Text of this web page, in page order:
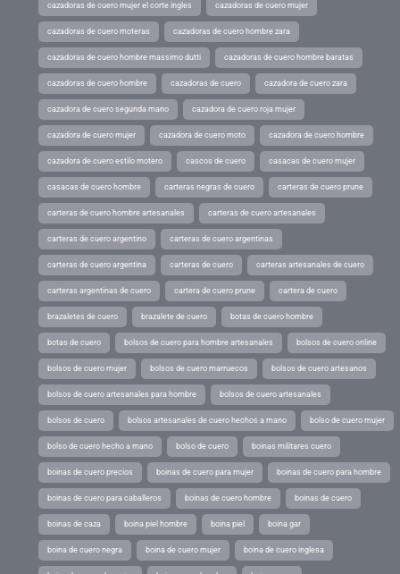
cazadoras de cuero mujer el corte ingles cazadoras de cuero mujer
cazadoras de cuero moteras cazadoras de cuero hombre zara
cazadoras de cuero hombre massimo dutti cazadoras de cuero hombre baratas
cazadoras de cuero hombre cazadoras de cuero cazadora de cuero zara
cazadora de cuero segunda mano cazadora de cuero roja mujer
cazadora de cuero mujer cazadora de cuero moto cazadora de cuero hombre
cazadora de cuero estilo motero cascos de cuero casacas de cuero mujer
casacas de cuero hombre carteras negras de cuero carteras de cuero prune
carteras de cuero hombre artesanales carteras de cuero artesanales
carteras de cuero argentino carteras de cuero argentinas
carteras de cuero argentina carteras de cuero carteras artesanales de cuero
carteras argentinas de cuero cartera de cuero prune cartera de cuero
brazaletes de cuero brazalete de cuero botas de cuero hombre
botas de cuero bolsos de cuero para hombre artesanales bolsos de cuero online
bolsos de cuero mujer bolsos de cuero marruecos bolsos de cuero artesanos
bolsos de cuero artesanales para hombre bolsos de cuero artesanales
bolsos de cuero bolsos artesanales de cuero hechos a mano bolso de cuero mujer
bolso de cuero hecho a mano bolso de cuero boinas militares cuero
boinas de cuero precios boinas de cuero para mujer boinas de cuero para hombre
boinas de cuero para caballeros boinas de cuero hombre boinas de cuero
boinas de caza boina piel hombre boina piel boina gar
boina de cuero negra boina de cuero mujer boina de cuero inglesa